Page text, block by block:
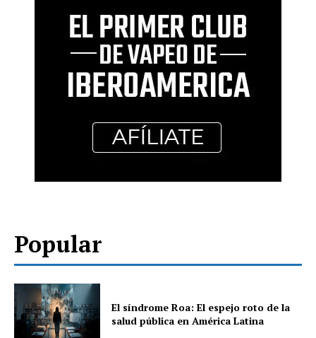
Popular
El síndrome Roa: El espejo roto de la
salud pública en América Latina